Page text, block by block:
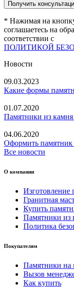
* Нажимая на
соглашаетесь на
соответствии с
ПОЛИТИКОЙ
Новости
09.03.2023
Какие формы
01.07.2020
Памятники из
04.06.2020
Оформить
Все новости
О компании
Изготовление
Гранитная
Купить
Памятники из
Политика
Покупателям
Памятники на
Вызов
Как купить